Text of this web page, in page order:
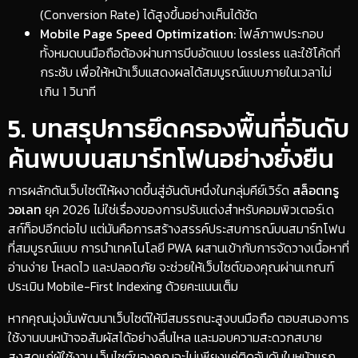
(Conversion Rate) ได้สูงขึ้นอย่างเห็นได้ชัด
Mobile Page Speed Optimization:ไฟล์ภาพประกอบ
ทั้งหมดบนมือถือต้องผ่านการบีบอัดแบบ lossless และใช้โค้ดที่
กระชับ เพื่อให้หน้าเว็บแสดงผลได้สมบูรณ์แบบภายในเวลาไม่
เกิน 1 วินาที
​5. บทสรุปการยึดครองพื้นที่อันดับ
ค้นพบบนสมาร์ทโฟนอย่างยั่งยืน
​การผลักดันเว็บไซต์ให้ผงาดขึ้นสู่อันดับหนึ่งในกลุ่มคีย์เวิร์ด สล็อตทรู
วอเลท ยุค 2026 ไม่ใช่เรื่องของการปรับแต่งสำหรับคอมพิวเตอร์เด
สก์ท็อปอีกต่อไป แต่มันคือการสร้างสรรค์ประสบการณ์บนสมาร์ทโฟน
ที่สมบูรณ์แบบ การนำเทคโนโลยี PWA ผสานเข้ากับการจัดวางเนื้อหาที่
อ่านง่าย โหลดไว และปลอดภัย จะช่วยให้เว็บไซต์ของคุณผ่านเกณฑ์
ประเมิน Mobile-First Indexing ด้วยคะแนนเต็ม
​หากคุณมุ่งมั่นพัฒนาเว็บไซต์ให้มีสมรรถนะสูงบนมือถือ ตอบสนองการ
ใช้งานบนหน้าจอสัมผัสได้อย่างลื่นไหล และมอบความสะดวกสบาย